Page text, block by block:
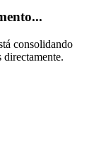
consolidando
directamente.